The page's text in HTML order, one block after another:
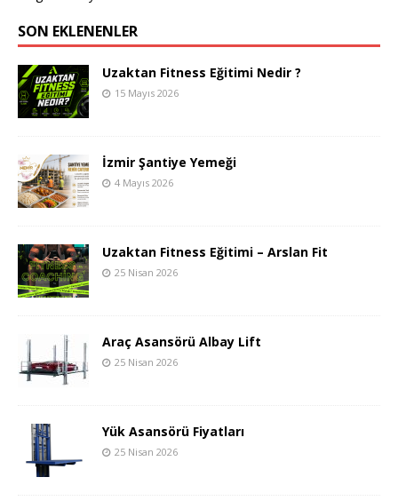
SON EKLENENLER
Uzaktan Fitness Eğitimi Nedir ?
15 Mayıs 2026
İzmir Şantiye Yemeği
4 Mayıs 2026
Uzaktan Fitness Eğitimi – Arslan Fit
25 Nisan 2026
Araç Asansörü Albay Lift
25 Nisan 2026
Yük Asansörü Fiyatları
25 Nisan 2026